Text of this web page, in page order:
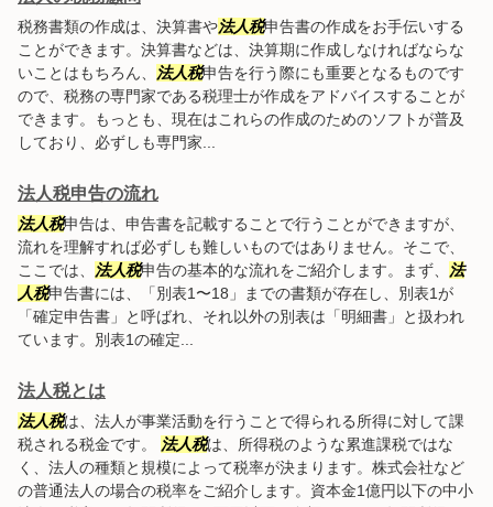
税務書類の作成は、決算書や法人税申告書の作成をお手伝いする
ことができます。決算書などは、決算期に作成しなければならな
いことはもちろん、
法人税申告を行う際にも重要となるものです
ので、税務の専門家である税理士が作成をアドバイスすることが
できます。もっとも、現在はこれらの作成のためのソフトが普及
しており、必ずしも専門家...
法人税申告の流れ
法人税申告は、申告書を記載することで行うことができますが、
流れを理解すれば必ずしも難しいものではありません。そこで、
ここでは、
法人税申告の基本的な流れをご紹介します。まず、
法
人税申告書には、「別表1〜18」までの書類が存在し、別表1が
「確定申告書」と呼ばれ、それ以外の別表は「明細書」と扱われ
ています。別表1の確定...
法人税とは
法人税は、法人が事業活動を行うことで得られる所得に対して課
税される税金です。
法人税は、所得税のような累進課税ではな
く、法人の種類と規模によって税率が決まります。株式会社など
の普通法人の場合の税率をご紹介します。資本金1億円以下の中小